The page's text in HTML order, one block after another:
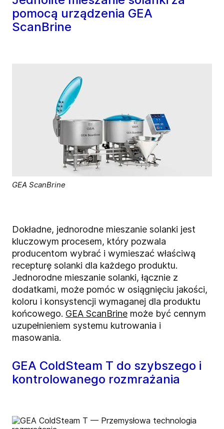
pomocą urządzenia GEA
ScanBrine
GEA ScanBrine
Dokładne, jednorodne mieszanie solanki jest
kluczowym procesem, który pozwala
producentom wybrać i wymieszać właściwą
recepturę solanki dla każdego produktu.
Jednorodne mieszanie solanki, łącznie z
dodatkami, może pomóc w osiągnięciu jakości,
koloru i konsystencji wymaganej dla produktu
końcowego. GEA ScanBrine może być cennym
uzupełnieniem systemu kutrowania i
masowania.
GEA ColdSteam T do szybszego i
kontrolowanego rozmrażania